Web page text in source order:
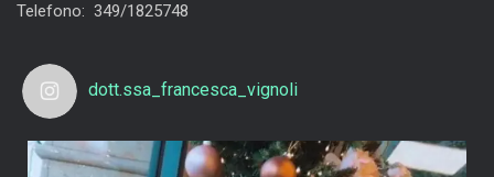
Telefono: 349/1825748
dott.ssa_francesca_vignoli